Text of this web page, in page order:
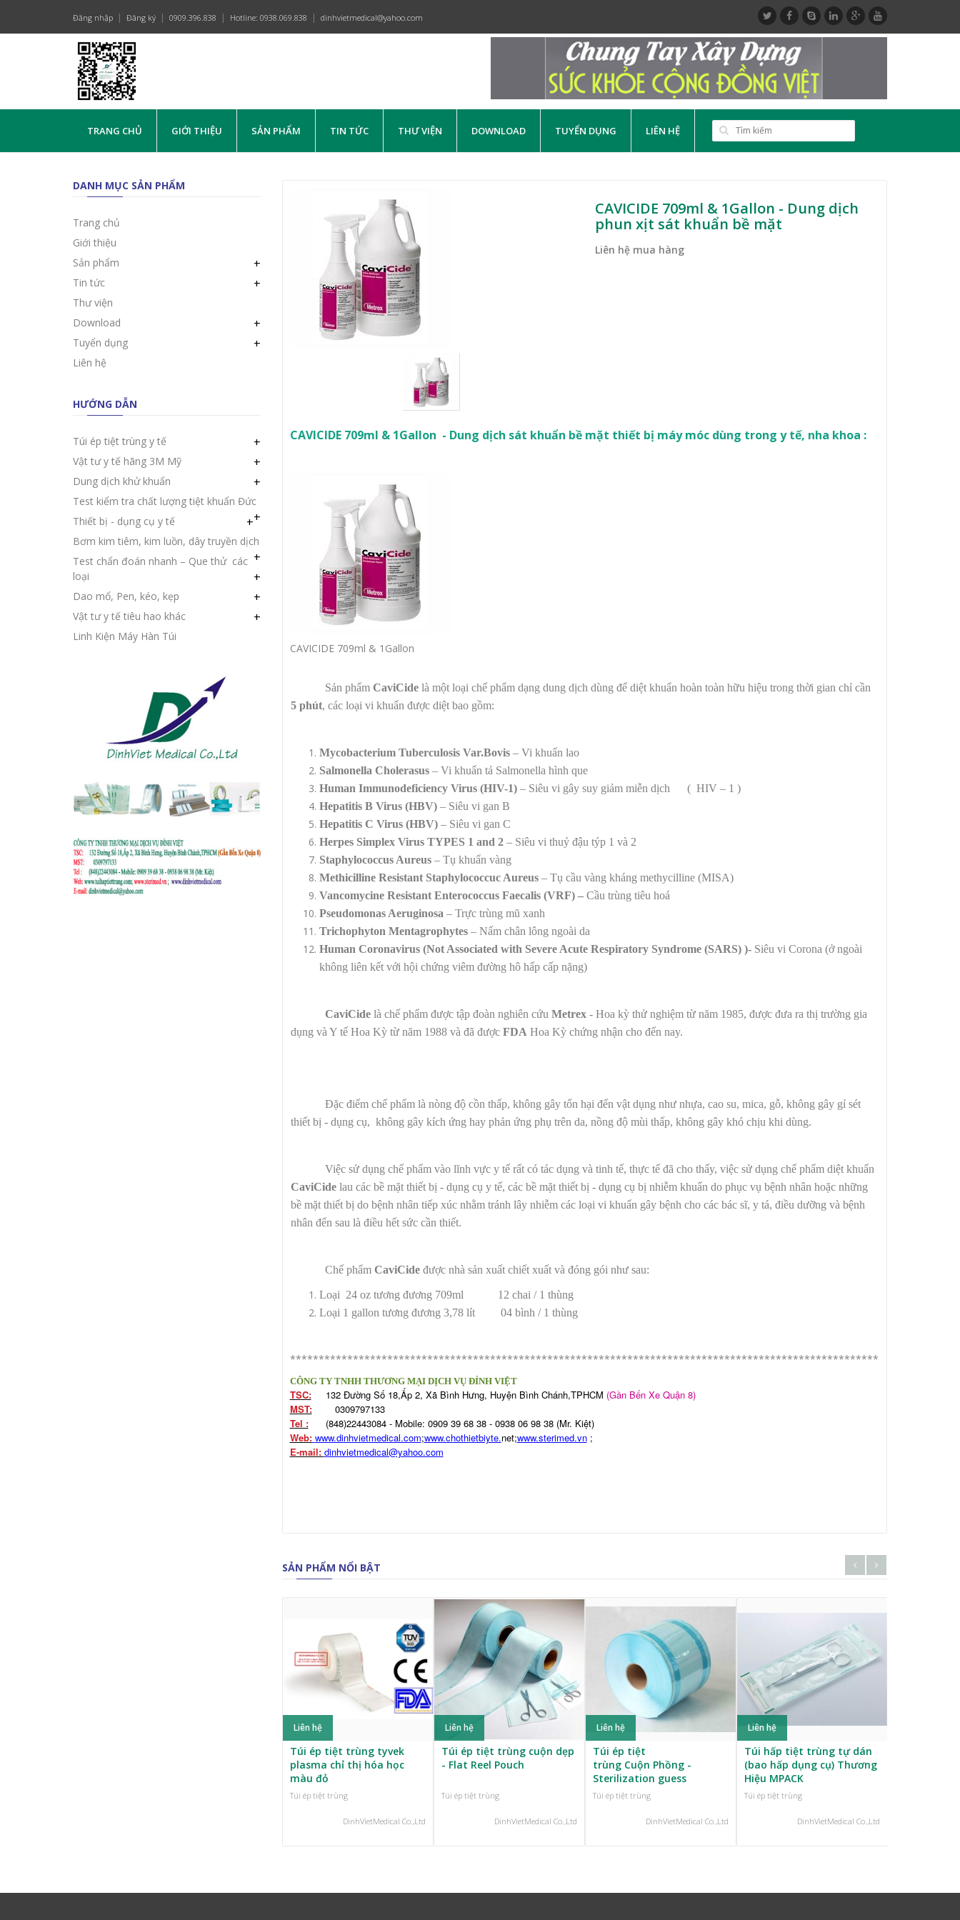
Đăng nhập Đăng ký 0909.396.838 Hotline: 0938.069.838 dinhvietmedical@yahoo.com
TRANG CHỦ GIỚI THIỆU SẢN PHẨM TIN TỨC THƯ VIỆN DOWNLOAD TUYỂN DỤNG LIÊN HỆ
DANH MỤC SẢN PHẨM
Trang chủ
Giới thiệu
Sản phẩm
+
Tin tức +
Thư viện
Download
+
Tuyển dụng +
Liên hệ
HƯỚNG DẪN
Túi ép tiệt trùng y tế +
Vật tư y tế hãng 3M Mỹ +
Dung dịch khử khuẩn +
Test kiểm tra chất lượng tiệt khuẩn Đức
+
Thiết bị - dụng cụ y tế +
Bơm kim tiêm, kim luồn, dây truyền dịch
+
Test chẩn đoán nhanh – Que thử các
loại
+
Dao mổ, Pen, kéo, kẹp +
Vật tư y tế tiêu hao khác +
Linh Kiện Máy Hàn Túi
CAVICIDE 709ml & 1Gallon - Dung dịch
phun xịt sát khuẩn bề mặt
Liên hệ mua hàng
CAVICIDE 709ml & 1Gallon - Dung dịch sát khuẩn bề mặt thiết bị máy móc dùng trong y tế, nha khoa :
CAVICIDE 709ml & 1Gallon
Sản phẩm CaviCidelà một loại chế phẩm dạng dung dịch dùng để diệt khuẩn hoàn toàn hữu hiệu trong thời gian chỉ cần
5 phút, các loại vi khuẩn được diệt bao gồm:
Mycobacterium Tuberculosis Var.Bovis– Vi khuẩn lao
Salmonella Cholerasus– Vi khuẩn tả Salmonella hình que
Human Immunodeficiency Virus (HIV-1)– Siêu vi gây suy giảm miễn dịch ( HIV – 1 )
Hepatitis B Virus (HBV)– Siêu vi gan B
Hepatitis C Virus (HBV)– Siêu vi gan C
Herpes Simplex Virus TYPES 1 and 2 – Siêu vi thuỷ đậu týp 1 và 2
Staphylococcus Aureus– Tụ khuẩn vàng
Methicilline Resistant Staphylococcuc Aureus– Tụ cầu vàng kháng methycilline (MISA)
Vancomycine Resistant Enterococcus Faecalis (VRF) –Cầu trùng tiêu hoá
Pseudomonas Aeruginosa – Trực trùng mũ xanh
Trichophyton Mentagrophytes– Nấm chân lông ngoài da
Human Coronavirus (Not Associated with Severe Acute Respiratory Syndrome (SARS) )-Siêu vi Corona (ở ngoài
không liên kết với hội chứng viêm đường hô hấp cấp nặng)
CaviCidelà chế phẩm được tập đoàn nghiên cứu Metrex - Hoa kỳ thử nghiệm từ năm 1985, được đưa ra thị trường gia
dụng và Y tế Hoa Kỳ từ năm 1988 và đã được FDA Hoa Kỳ chứng nhận cho đến nay.
Đặc điểm chế phẩm là nòng độ cồn thấp, không gây tổn hại đến vật dụng như nhựa, cao su, mica, gỗ, không gây gỉ sét
thiết bị - dụng cụ, không gây kích ứng hay phản ứng phụ trên da, nồng độ mùi thấp, không gây khó chịu khi dùng.
Việc sử dụng chế phẩm vào lĩnh vực y tế rất có tác dụng và tinh tế, thực tế đã cho thấy, việc sử dụng chế phẩm diệt khuẩn
CaviCidelau các bề mặt thiết bị - dụng cụ y tế, các bề mặt thiết bị - dụng cụ bị nhiễm khuẩn do phục vụ bệnh nhân hoặc những
bề mặt thiết bị do bệnh nhân tiếp xúc nhằm tránh lây nhiễm các loại vi khuẩn gây bệnh cho các bác sĩ, y tá, điều dưỡng và bệnh
nhân đến sau là điều hết sức cần thiết.
Chế phẩm CaviCide được nhà sản xuất chiết xuất và đóng gói như sau:
Loại 24 oz tương đương 709ml 12 chai / 1 thùng
Loại 1 gallon tương đương 3,78 lít 04 bình / 1 thùng
*******************************************************************************************************
CÔNG TY TNHH THƯƠNG MẠI DỊCH VỤ ĐỈNH VIỆT
TSC:132 Đường Số 18,Ấp 2, Xã Bình Hưng, Huyện Bình Chánh,TPHCM (Gần Bến Xe Quận 8)
MST:0309797133
Tel :(848)22443084 - Mobile: 0909 39 68 38 - 0938 06 98 38 (Mr. Kiệt)
Web: www.dinhvietmedical.com;www.chothietbiyte.net;www.sterimed.vn;
E-mail: dinhvietmedical@yahoo.com
SẢN PHẨM NỔI BẬT
Liên hệ
Túi ép tiệt trùng tyvek
plasma chỉ thị hóa học
màu đỏ
Túi ép tiệt trùng
DinhVietMedical Co.,Ltd
Liên hệ
Túi ép tiệt trùng cuộn dẹp
- Flat Reel Pouch
Túi ép tiệt trùng
DinhVietMedical Co.,Ltd
Liên hệ
Túi ép tiệt
trùng Cuộn Phồng -
Sterilization guess
Túi ép tiệt trùng
DinhVietMedical Co.,Ltd
Liên hệ
Túi hấp tiệt trùng tự dán
(bao hấp dụng cụ) Thương
Hiệu MPACK
Túi ép tiệt trùng
DinhVietMedical Co.,Ltd